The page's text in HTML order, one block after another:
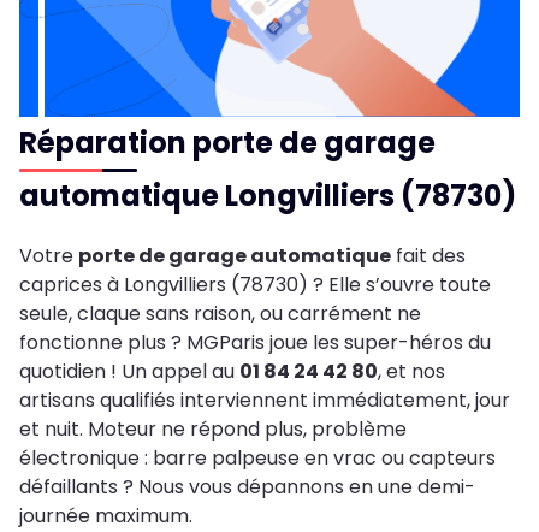
Réparation porte de garage
automatique Longvilliers (78730)
Votre porte de garage automatique fait des
caprices à Longvilliers (78730) ? Elle s’ouvre toute
seule, claque sans raison, ou carrément ne
fonctionne plus ? MGParis joue les super-héros du
quotidien ! Un appel au 01 84 24 42 80, et nos
artisans qualifiés interviennent immédiatement, jour
et nuit. Moteur ne répond plus, problème
électronique : barre palpeuse en vrac ou capteurs
défaillants ? Nous vous dépannons en une demi-
journée maximum.